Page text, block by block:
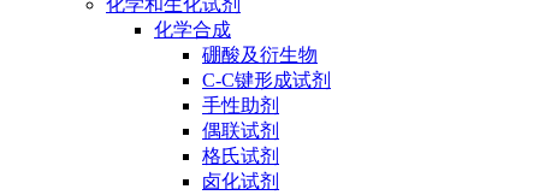
化学和生化试剂
化学合成
硼酸及衍生物
C-C键形成试剂
手性助剂
偶联试剂
格氏试剂
卤化试剂